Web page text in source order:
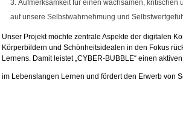
Aufmerksamkeit für einen wachsamen,
auf unsere Selbstwahrnehmung und
Unser Projekt möchte zentrale Aspekte der digitalen
Körperbildern und Schönheitsidealen in den Fokus
Lernens. Damit leistet „CYBER-BUBBLE“ einen
im Lebenslangen Lernen und fördert den Erwerb von